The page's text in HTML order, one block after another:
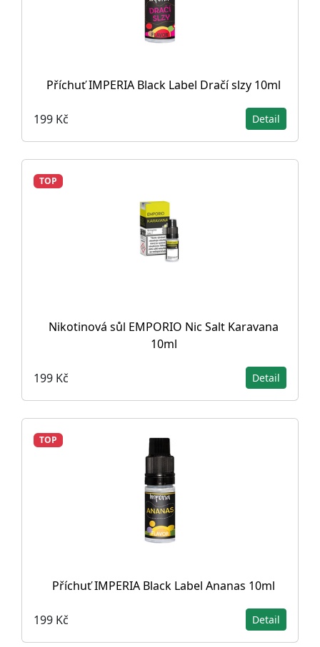
Příchuť IMPERIA Black Label Dračí slzy 10ml
199 Kč Detail
TOP
Nikotinová sůl EMPORIO Nic Salt Karavana
10ml
199 Kč Detail
TOP
Příchuť IMPERIA Black Label Ananas 10ml
199 Kč Detail